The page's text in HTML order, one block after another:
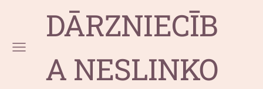
DĀRZNIECĪB
A NESLINKO